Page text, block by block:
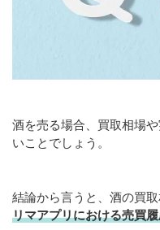
酒を売る場合、買取相場
いことでしょう。
結論から言うと、酒の買取
リマアプリにおける売買